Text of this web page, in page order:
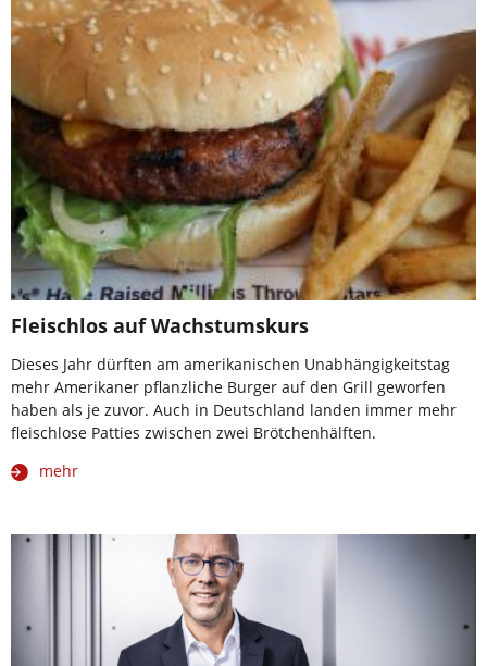
Fleischlos auf Wachstumskurs
Dieses Jahr dürften am amerikanischen Unabhängigkeitstag
mehr Amerikaner pflanzliche Burger auf den Grill geworfen
haben als je zuvor. Auch in Deutschland landen immer mehr
fleischlose Patties zwischen zwei Brötchenhälften.
mehr